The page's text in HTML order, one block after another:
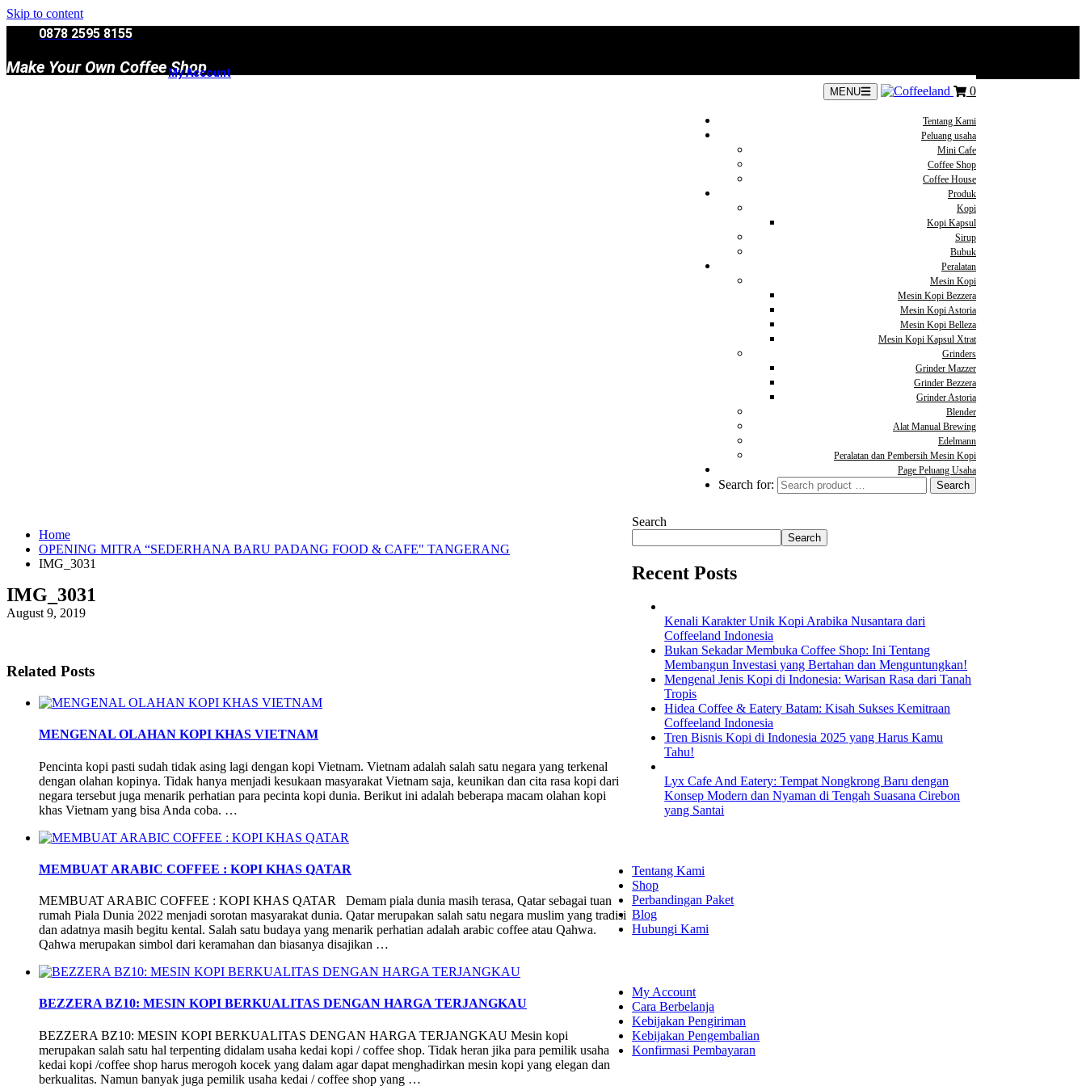
Skip to content
0878 2595 8155
Make Your Own Coffee Shop
My Account
MENU 0
Tentang Kami
Peluang usaha
Mini Cafe
Coffee Shop
Coffee House
Produk
Kopi
Kopi Kapsul
Sirup
Bubuk
Peralatan
Mesin Kopi
Mesin Kopi Bezzera
Mesin Kopi Astoria
Mesin Kopi Belleza
Mesin Kopi Kapsul Xtrat
Grinders
Grinder Mazzer
Grinder Bezzera
Grinder Astoria
Blender
Alat Manual Brewing
Edelmann
Peralatan dan Pembersih Mesin Kopi
Page Peluang Usaha
Search for:
Home
OPENING MITRA “SEDERHANA BARU PADANG FOOD & CAFE" TANGERANG
IMG_3031
IMG_3031
August 9, 2019
Related Posts
MENGENAL OLAHAN KOPI KHAS VIETNAM
Pencinta kopi pasti sudah tidak asing lagi dengan kopi Vietnam. Vietnam adalah salah satu negara yang terkenal
dengan olahan kopinya. Tidak hanya menjadi kesukaan masyarakat Vietnam saja, keunikan dan cita rasa kopi dari
negara tersebut juga menarik perhatian para pecinta kopi dunia. Berikut ini adalah beberapa macam olahan kopi
khas Vietnam yang bisa Anda coba. …
MEMBUAT ARABIC COFFEE : KOPI KHAS QATAR
MEMBUAT ARABIC COFFEE : KOPI KHAS QATAR Demam piala dunia masih terasa, Qatar sebagai tuan
rumah Piala Dunia 2022 menjadi sorotan masyarakat dunia. Qatar merupakan salah satu negara muslim yang tradisi
dan adatnya masih begitu kental. Salah satu budaya yang menarik perhatian adalah arabic coffee atau Qahwa.
Qahwa merupakan simbol dari keramahan dan biasanya disajikan …
BEZZERA BZ10: MESIN KOPI BERKUALITAS DENGAN HARGA TERJANGKAU
BEZZERA BZ10: MESIN KOPI BERKUALITAS DENGAN HARGA TERJANGKAU Mesin kopi
merupakan salah satu hal terpenting didalam usaha kedai kopi / coffee shop. Tidak heran jika para pemilik usaha
kedai kopi /coffee shop harus merogoh kocek yang dalam agar dapat menghadirkan mesin kopi yang elegan dan
berkualitas. Namun banyak juga pemilik usaha kedai / coffee shop yang …
Search
Search
Recent Posts
Kenali Karakter Unik Kopi Arabika Nusantara dari
Coffeeland Indonesia
Bukan Sekadar Membuka Coffee Shop: Ini Tentang
Membangun Investasi yang Bertahan dan Menguntungkan!
Mengenal Jenis Kopi di Indonesia: Warisan Rasa dari Tanah
Tropis
Hidea Coffee & Eatery Batam: Kisah Sukses Kemitraan
Coffeeland Indonesia
Tren Bisnis Kopi di Indonesia 2025 yang Harus Kamu
Tahu!
Lyx Cafe And Eatery: Tempat Nongkrong Baru dengan
Konsep Modern dan Nyaman di Tengah Suasana Cirebon
yang Santai
Tentang Kami
Shop
Perbandingan Paket
Blog
Hubungi Kami
My Account
Cara Berbelanja
Kebijakan Pengiriman
Kebijakan Pengembalian
Konfirmasi Pembayaran